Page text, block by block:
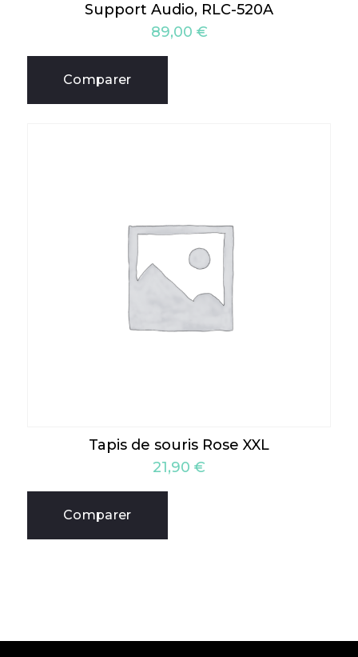
Support Audio, RLC-520A
89,00 €
Comparer
Tapis de souris Rose XXL
21,90 €
Comparer